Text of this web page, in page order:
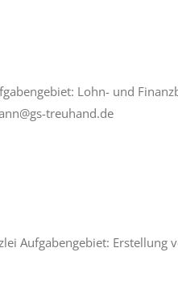
Lohn- und
treuhand.de
Aufgabengebiet: Erstellung